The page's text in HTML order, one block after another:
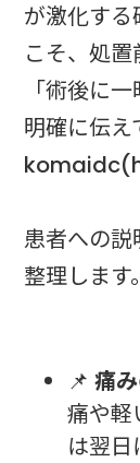
が激化する
こそ、処
「術後に
明確に伝え
患者への
整理します。
📌痛
痛や軽
は翌日